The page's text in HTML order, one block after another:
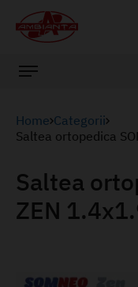
Home Categorii
Saltea ortopedica
Saltea
ZEN